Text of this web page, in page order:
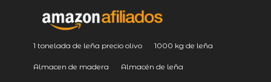
1 tonelada de leña precio olivo 1000 kg de leña
Almacen de madera Almacén de leña